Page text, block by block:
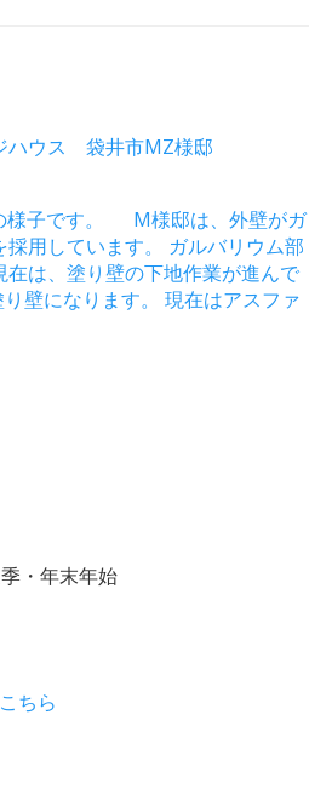
ハウス 袋井市MZ様邸
様子です。 M様邸は、外壁がガ
用しています。 ガルバリウム部
は、塗り壁の下地作業が進んで
壁になります。 現在はアスファ
・年末年始
ちら